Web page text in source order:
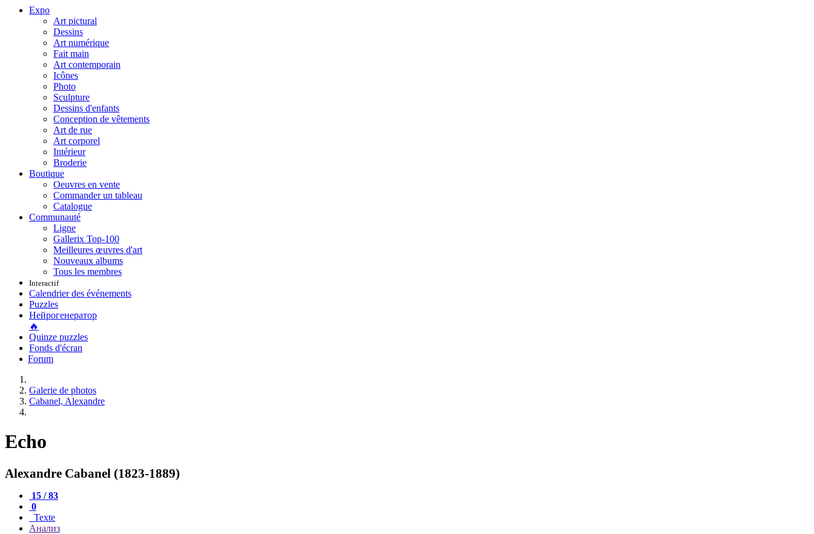
Expo
Art pictural
Dessins
Art numérique
Fait main
Art contemporain
Icônes
Photo
Sculpture
Dessins d'enfants
Conception de vêtements
Art de rue
Art corporel
Intérieur
Broderie
Boutique
Oeuvres en vente
Commander un tableau
Catalogue
Communauté
Ligne
Gallerix Top-100
Meilleures œuvres d'art
Nouveaux albums
Tous les membres
Interactif
Calendrier des événements
Puzzles
Нейрогенератор
🔥
Quinze puzzles
Fonds d'écran
Forum
Galerie de photos
Cabanel, Alexandre
Echo
Alexandre Cabanel (1823-1889)
15 / 83
0
Texte
Анализ